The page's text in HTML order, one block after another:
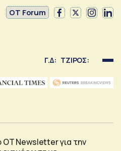
OT Forum
Γ.Δ: ΤΖΙΡΟΣ:
OT Newsletter για την